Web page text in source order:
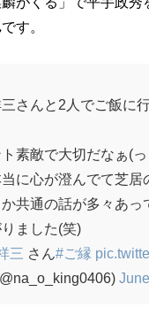
です。
さんと2人でご飯に
ト素敵で大切だなぁ(
当に心が澄んでて芝居
共通の話が多々あっ
ました(笑)
三 さん #ご縁